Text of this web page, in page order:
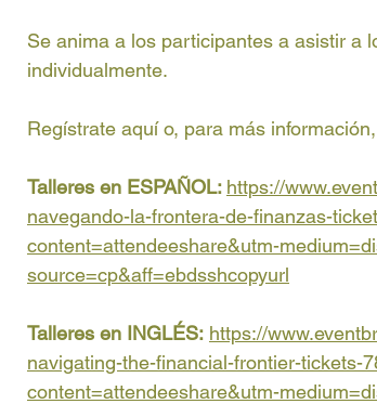
Se anima a los participantes a asistir a
individualmente.
Regístrate aquí o, para más
Talleres en ESPAÑOL: https://
navegando-la-frontera-de-finanzas-
content=attendeeshare&utm-
source=cp&aff=ebdsshcopyurl
Talleres en INGLÉS: https://
navigating-the-financial-frontier-tickets-
content=attendeeshare&utm-